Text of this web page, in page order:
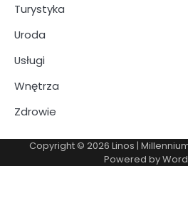
Turystyka
Uroda
Usługi
Wnętrza
Zdrowie
Copyright © 2026 Linos |
Powered by